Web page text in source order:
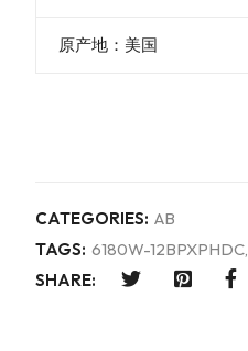
原产地：美国
CATEGORIES: AB
TAGS: 6180W-12BPXPHDC,
SHARE: